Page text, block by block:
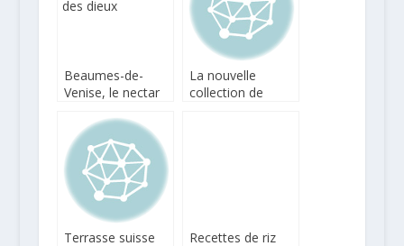
Beaumes-de-
Venise, le nectar
La nouvelle
collection de
Terrasse suisse
Recettes de riz